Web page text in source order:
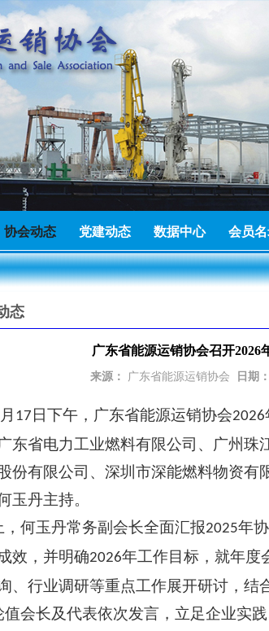
协会动态 党建动态 数据中心 会员
公司成为广东省能源运销协会理事单位
有限公司成为广东省能源运销协会会员单位
口有限公司成为广东省能源运销协会会员单位
饰有限公司成为广东省能源运销协会会员单位
捐助倡议书 2026-07-09
限公司成为广东省能源运销协会理事单位
态
广东省能源运销协会召开
来源： 广东省能源运销协会 日期：
月 17 日下午，广东省能源运销协会2026
省电力工业燃料有限公司、广州珠
份有限公司、深圳市深能燃料物资有
玉丹主持。
，何玉丹常务副会长全面汇报2025年
效，并明确2026年工作目标，就年度
、行业调研等重点工作展开研讨，结
值会长及代表依次发言，立足企业实